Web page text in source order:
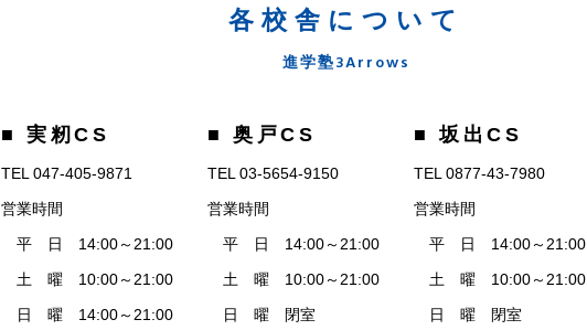
各校舎について
進学塾3Arrows
■ 実籾CS
TEL 047-405-9871
営業時間
平 日 14:00～21:00
土 曜 10:00～21:00
日 曜 14:00～21:00
■ 奥戸CS
TEL 03-5654-9150
営業時間
平 日 14:00～21:00
土 曜 10:00～21:00
日 曜 閉室
■ 坂出CS
TEL 0877-43-7980
営業時間
平 日 14:00～21:00
土 曜 10:00～21:00
日 曜 閉室